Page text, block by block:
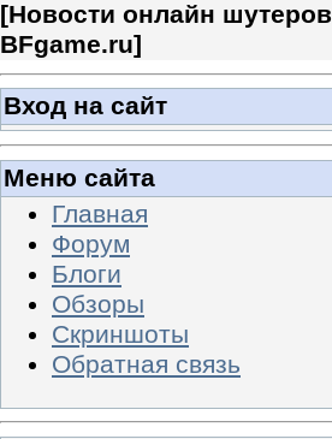
[Новости онлайн
BFgame.ru]
Вход на сайт
Меню сайта
Главная
Форум
Блоги
Обзоры
Скриншоты
Обратная связь